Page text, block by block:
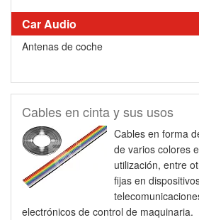
Car Audio
Antenas de coche
Cables en cinta y sus usos
Cables en forma
de varios colores
utilización, entre
fijas en
electrónicos de control de maquinaria.